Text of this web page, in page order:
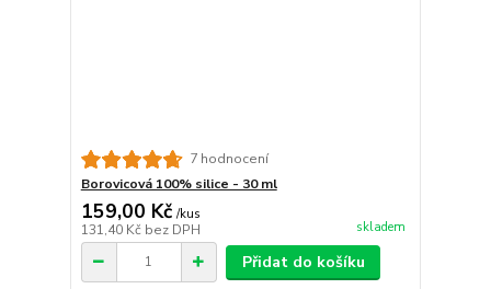
7 hodnocení
Borovicová 100% silice - 30 ml
159,00 Kč /kus
131,40 Kč bez DPH skladem
Přidat do košíku